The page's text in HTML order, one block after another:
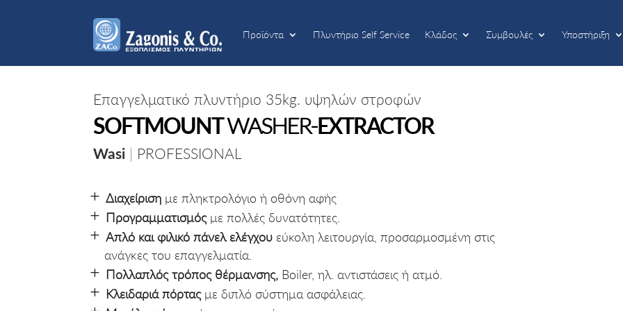
Προϊόντα Πλυντήριο Self Service Κλάδος Συμβουλές Υποστήριξη
Προϊόντα Πλυντήριο Self Service Κλάδος Συμβουλές Υποστήριξη
Επαγγελματικό πλυντήριο 35kg. υψηλών στροφών
SOFTMOUNTWASHER-EXTRACTOR
Wasi | PROFESSIONAL
Διαχείριση με πληκτρολόγιο ή οθόνη αφής
Προγραμματισμόςμε πολλές δυνατότητες.
Απλό και φιλικό πάνελ ελέγχου εύκολη λειτουργία, προσαρμοσμένη στις
ανάγκες του επαγγελματία.
Πολλαπλός τρόπος θέρμανσης, Boiler, ηλ. αντιστάσεις ή ατμό.
Κλειδαριά πόρταςμε διπλό σύστημα ασφάλειας.